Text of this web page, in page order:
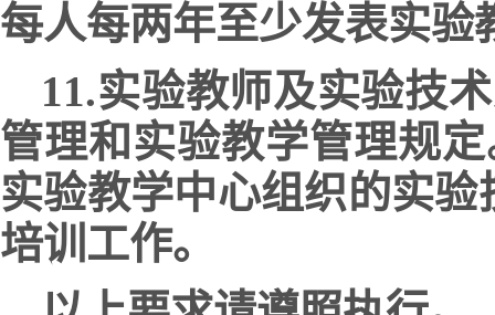
每人每两年至少发表实验
11.实验教师及实验技
管理和实验教学管理规
实验教学中心组织的实
培训工作。